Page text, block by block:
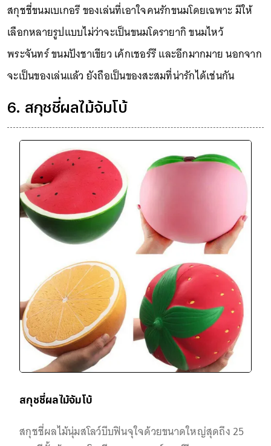
สกุชชี่ขนมเบเกอรี ของเล่นที่เอาใจคนรักขนมโดยเฉพาะ มีให้
เลือกหลายรูปแบบไม่ว่าจะเป็นขนมโดรายากิ ขนมไหว้
พระจันทร์ ขนมปังชาเขียว เค้กเชอร์รี และอีกมากมาย นอกจาก
จะเป็นของเล่นแล้ว ยังถือเป็นของสะสมที่น่ารักได้เช่นกัน
6. สกุชชี่ผลไม้จัมโบ้
สกุชชี่ผลไม้จัมโบ้
สกุชชี่ผลไม้นุ่มสโลว์บีบฟินจุใจด้วยขนาดใหญ่สุดถึง 25